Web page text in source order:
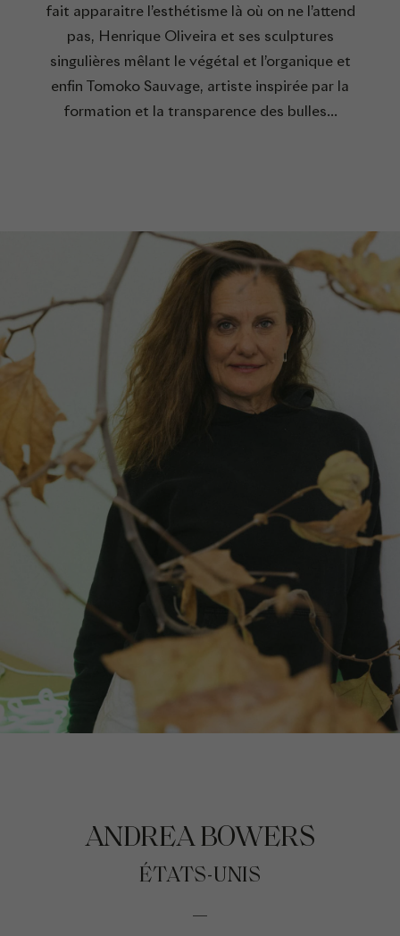
fait apparaitre l’esthétisme là où on ne l’attend
pas, Henrique Oliveira et ses sculptures
singulières mêlant le végétal et l’organique et
enfin Tomoko Sauvage, artiste inspirée par la
formation et la transparence des bulles…
ANDREA BOWERS
ÉTATS-UNIS